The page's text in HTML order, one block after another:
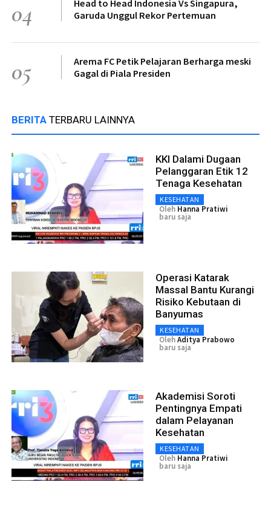
04
Head to Head Indonesia Vs Singapura,
Garuda Unggul Rekor Pertemuan
05
Arema FC Petik Pelajaran Berharga meski
Gagal di Piala Presiden
BERITA TERBARU LAINNYA
KKI Dalami Dugaan
Pelanggaran Etik 12
Tenaga Kesehatan
KESEHATAN
Oleh Hanna Pratiwi
baru saja
Operasi Katarak
Massal Bantu Kurangi
Risiko Kebutaan di
Banyumas
KESEHATAN
OlehAditya Prabowo
baru saja
Akademisi Soroti
Pentingnya Empati
dalam Pelayanan
Kesehatan
KESEHATAN
Oleh Hanna Pratiwi
baru saja